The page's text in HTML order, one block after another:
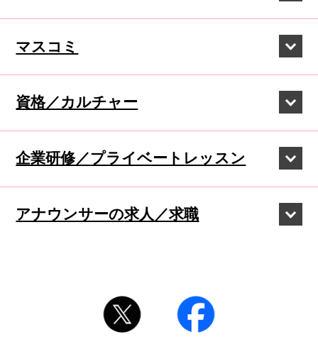
マスコミ
資格／カルチャー
企業研修／プライベートレッスン
アナウンサーの求人／求職